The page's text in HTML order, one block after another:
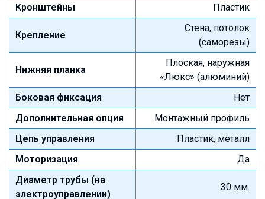
Кронштейны
Пластик
Крепление
Стена, потолок
(саморезы)
Нижняя планка
Плоская, наружная
«Люкс» (алюминий)
Боковая фиксация
Нет
Дополнительная опция
Монтажный профиль
Цепь управления
Пластик, металл
Моторизация
Да
Диаметр трубы (на
электроуправлении)
30 мм.